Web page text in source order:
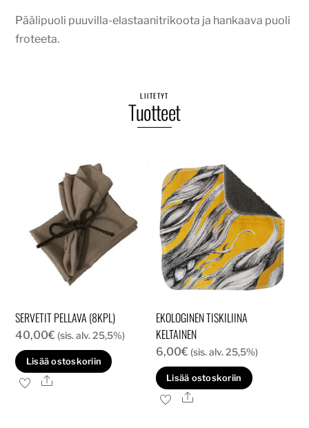
Päälipuoli puuvilla-elastaanitrikoota ja hankaava puoli
froteeta.
LIITETYT
Tuotteet
SERVETIT PELLAVA (8KPL)
40,00€ (sis. alv. 25,5%)
Lisää ostoskoriin
Ale
EKOLOGINEN TISKILIINA
KELTAINEN
6,00€ (sis. alv. 25,5%)
Lisää ostoskoriin
Ale